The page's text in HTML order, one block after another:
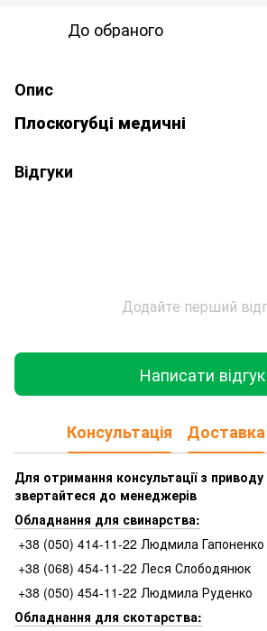
До обраного
Опис
Плоскогубці медичні
Відгуки
Додайте перший
Написати відгук
Консультація Доставка
Для отримання консультації з
звертайтеся до менеджерів
Обладнання для свинарства:
+38 (050) 414-11-22 Людмила Гапоненко
+38 (068) 454-11-22 Леся Слободянюк
+38 (050) 454-11-22 Людмила Руденко
Обладнання для скотарства: